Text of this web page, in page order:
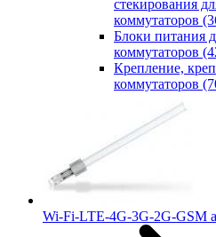
стекирования
коммутаторов
Блоки питания
коммутаторов
Крепление,
коммутаторов
Wi-Fi-LTE-4G-3G-2G-GSM